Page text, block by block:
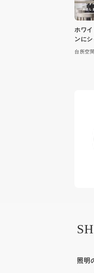
ホワ
ンに
ます
台所空
照明